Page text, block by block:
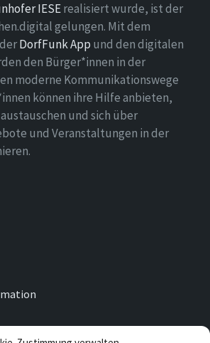
IESErealisiert wurde, ist der
gelungen. Mit dem
DorfFunk App und den digitalen
den Bürger*innen in der
moderne Kommunikationswege
können ihre Hilfe anbieten,
und sich über
und Veranstaltungen in der